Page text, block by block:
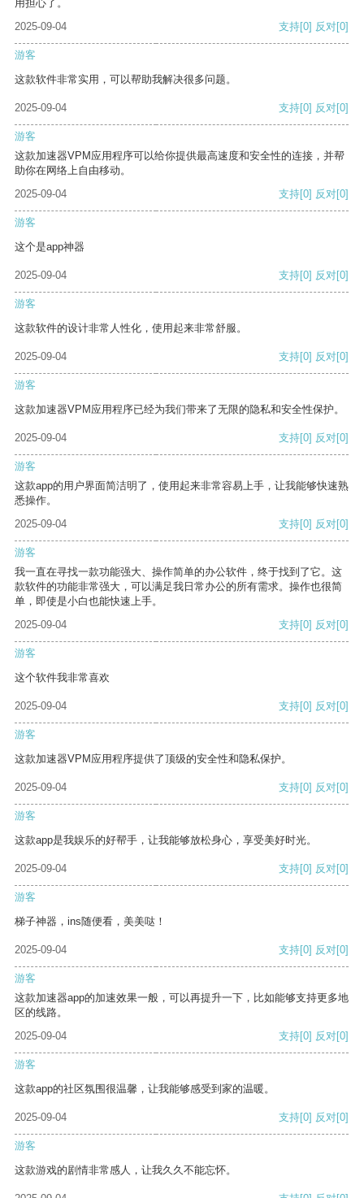
用担心了。
2025-09-04
支持[0] 反对[0]
游客
这款软件非常实用，可以帮助我解决很多问题。
2025-09-04 支持[0] 反对[0]
游客
这款加速器VPM应用程序可以给你提供最高速度和安全性的连接，并帮
助你在网络上自由移动。
2025-09-04
支持[0] 反对[0]
游客
这个是app神器
2025-09-04 支持[0] 反对[0]
游客
这款软件的设计非常人性化，使用起来非常舒服。
2025-09-04 支持[0] 反对[0]
游客
这款加速器VPM应用程序已经为我们带来了无限的隐私和安全性保护。
2025-09-04 支持[0] 反对[0]
游客
这款app的用户界面简洁明了，使用起来非常容易上手，让我能够快速熟
悉操作。
2025-09-04
支持[0] 反对[0]
游客
我一直在寻找一款功能强大、操作简单的办公软件，终于找到了它。这
款软件的功能非常强大，可以满足我日常办公的所有需求。操作也很简
单，即使是小白也能快速上手。
2025-09-04
支持[0] 反对[0]
游客
这个软件我非常喜欢
2025-09-04 支持[0] 反对[0]
游客
这款加速器VPM应用程序提供了顶级的安全性和隐私保护。
2025-09-04 支持[0] 反对[0]
游客
这款app是我娱乐的好帮手，让我能够放松身心，享受美好时光。
2025-09-04 支持[0] 反对[0]
游客
梯子神器，ins随便看，美美哒！
2025-09-04 支持[0] 反对[0]
游客
这款加速器app的加速效果一般，可以再提升一下，比如能够支持更多地
区的线路。
2025-09-04
支持[0] 反对[0]
游客
这款app的社区氛围很温馨，让我能够感受到家的温暖。
2025-09-04 支持[0] 反对[0]
游客
这款游戏的剧情非常感人，让我久久不能忘怀。